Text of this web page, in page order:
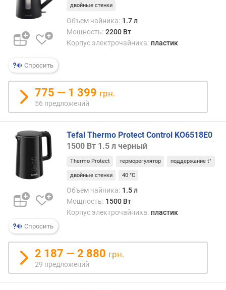
с
т
ч
н
к
п
и
т
а
н
и
Спросить
двойные стенки
Объем чайника: 1.7 л
Мощность: 2200 Вт
Корпус электрочайника: пластик
775 — 1 399 грн.
56 предложений
Спросить
Tefal Thermo Protect Control KO6518E0
1500 Вт 1.5 л черный
Thermo Protect терморегулятор поддержание t°
двойные стенки 40 °C
Объем чайника: 1.5 л
Мощность: 1500 Вт
Корпус электрочайника: пластик
2 187 — 2 880 грн.
29 предложений